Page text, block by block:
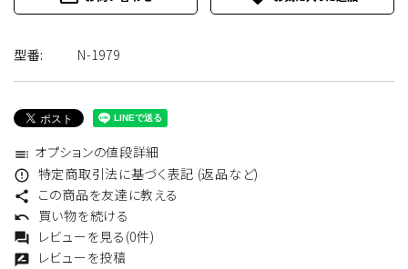
型番: N-1979
toc オプションの値段詳細
error_outline 特定商取引法に基づく表記 (返品など)
share この商品を友達に教える
undo 買い物を続ける
forum レビューを見る(0件)
rate_review レビューを投稿